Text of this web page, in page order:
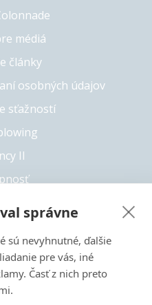
médiá
články
osobných údajov
sťažností
II
© Colonnade
6826 222
a vzťahujú sa
správne
sú nevyhnutné, ďalšie
pre vás, iné
Časť z nich preto